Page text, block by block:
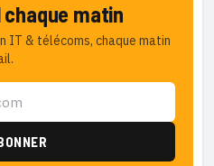
matin
IT & télécoms, chaque matin